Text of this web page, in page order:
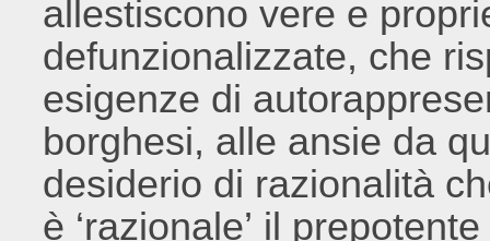
allestiscono vere e
defunzionalizzate, che
esigenze di
borghesi, alle ansie da
desiderio di razionalità
è ‘razionale’ il